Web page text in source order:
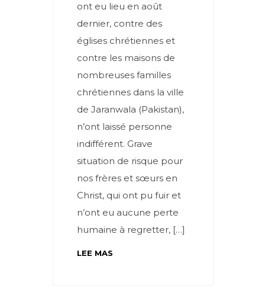
ont eu lieu en août
dernier, contre des
églises chrétiennes et
contre les maisons de
nombreuses familles
chrétiennes dans la ville
de Jaranwala (Pakistan),
n’ont laissé personne
indifférent. Grave
situation de risque pour
nos frères et sœurs en
Christ, qui ont pu fuir et
n’ont eu aucune perte
humaine à regretter, […]
LEE MAS